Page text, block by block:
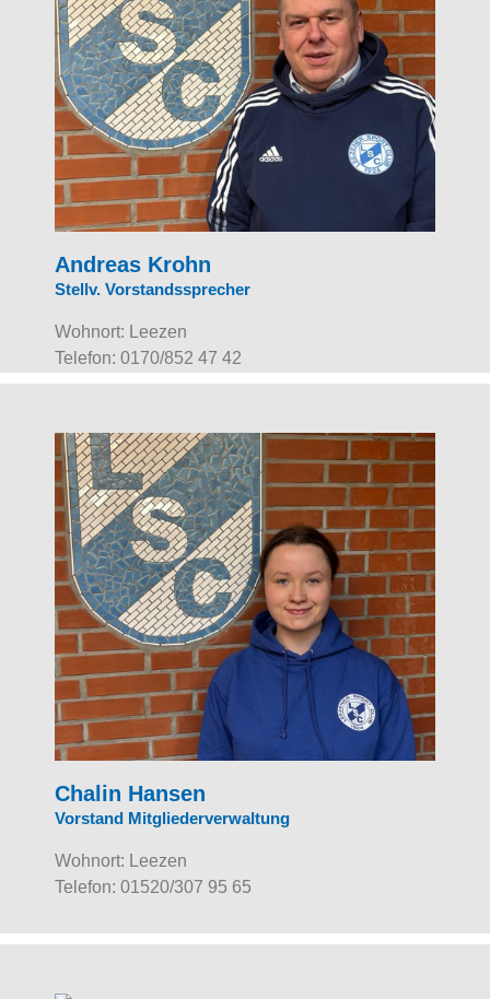
Andreas Krohn
Stellv. Vorstandssprecher
Wohnort: Leezen
Telefon: 0170/852 47 42
Chalin Hansen
Vorstand Mitgliederverwaltung
Wohnort: Leezen
Telefon: 01520/307 95 65